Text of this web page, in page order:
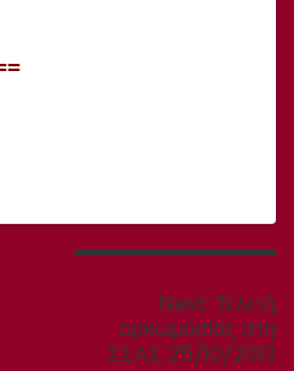
Next: Next
post:
Τελετή
ορκωμοσίας στη
ΣΣΑΣ 25/10/2013